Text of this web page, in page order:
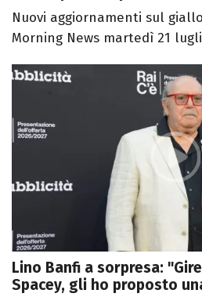
Nuovi aggiornamenti sul
Morning News martedì 21
Lino Banfi a sorpresa:
Spacey, gli ho proposto